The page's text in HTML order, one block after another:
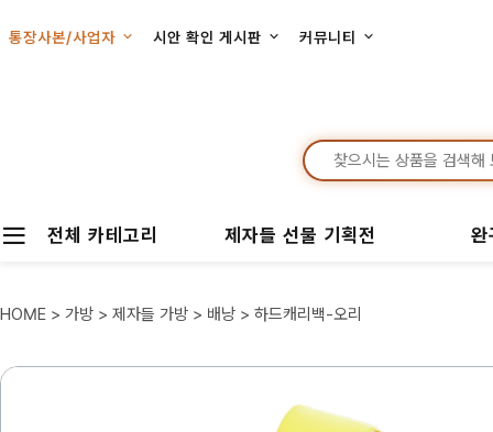
통장사본/사업자 시안 확인 게시판 커뮤니티
전체 카테고리 제자들 선물 기획전
HOME > 가방 > 제자들 가방 > 배낭 > 하드캐리백-오리